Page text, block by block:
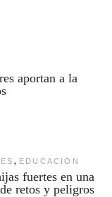
aportan a la
, EDUCACION
fuertes en una
retos y peligros